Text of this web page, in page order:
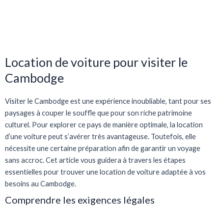
Location de voiture pour visiter le
Cambodge
Visiter le Cambodge est une expérience inoubliable, tant pour ses
paysages à couper le souffle que pour son riche patrimoine
culturel. Pour explorer ce pays de manière optimale, la location
d’une voiture peut s’avérer très avantageuse. Toutefois, elle
nécessite une certaine préparation afin de garantir un voyage
sans accroc. Cet article vous guidera à travers les étapes
essentielles pour trouver une location de voiture adaptée à vos
besoins au Cambodge.
Comprendre les exigences légales